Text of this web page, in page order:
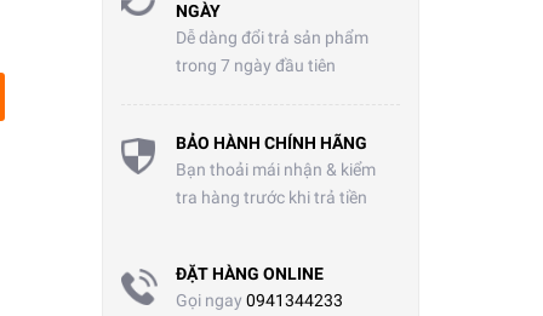
NGÀY
Dễ dàng đổi trả sản phẩm
trong 7 ngày đầu tiên
BẢO HÀNH CHÍNH HÃNG
Bạn thoải mái nhận & kiểm
tra hàng trước khi trả tiền
ĐẶT HÀNG ONLINE
Gọi ngay 0941344233